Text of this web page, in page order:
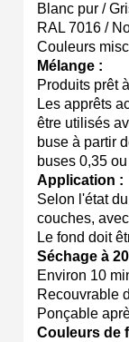
Blanc pur /
RAL 7016 /
Couleurs
Mélange :
Produits prêt
Les apprêts
être utilisés
buse à partir
buses 0,35
Application :
Selon l'état
couches,
Le fond doit
Séchage à
Environ 10
Recouvrable
Ponçable
Couleurs de